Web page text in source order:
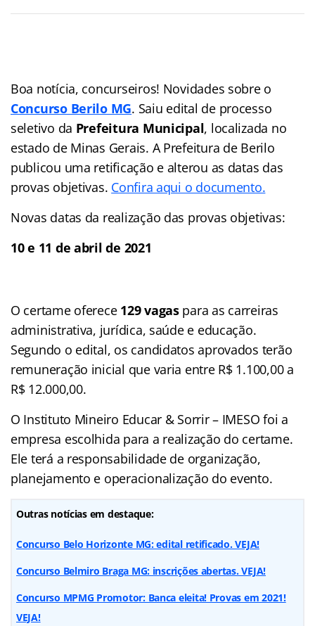
Boa notícia, concurseiros! Novidades sobre o
Concurso Berilo MG. Saiu edital de processo
seletivo da Prefeitura Municipal, localizada no
estado de Minas Gerais. A Prefeitura de Berilo
publicou uma retificação e alterou as datas das
provas objetivas. Confira aqui o documento.
Novas datas da realização das provas objetivas:
10 e 11 de abril de 2021
O certame oferece 129 vagaspara as carreiras
administrativa, jurídica, saúde e educação.
Segundo o edital, os candidatos aprovados terão
remuneração inicial que varia entre R$ 1.100,00 a
R$ 12.000,00.
O Instituto Mineiro Educar & Sorrir – IMESO foi a
empresa escolhida para a realização do certame.
Ele terá a responsabilidade de organização,
planejamento e operacionalização do evento.
Outras notícias em destaque:
Concurso Belo Horizonte MG: edital retificado. VEJA!
Concurso Belmiro Braga MG: inscrições abertas. VEJA!
Concurso MPMG Promotor: Banca eleita! Provas em 2021!
VEJA!